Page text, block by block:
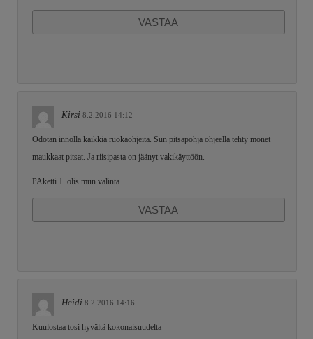
VASTAA
Kirsi 8.2.2016 14:12
Odotan innolla kaikkia ruokaohjeita. Sun pitsapohja ohjeella tehty monet
maukkaat pitsat. Ja riisipasta on jäänyt vakikäyttöön.
PAketti 1. olis mun valinta.
VASTAA
Heidi 8.2.2016 14:16
Kuulostaa tosi hyvältä kokonaisuudelta